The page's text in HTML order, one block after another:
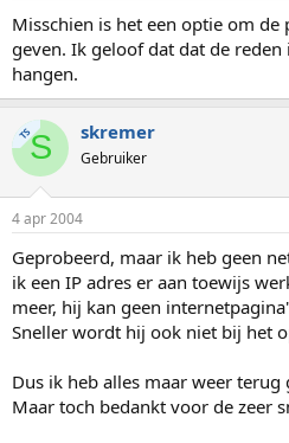
Misschien is het een optie om de
geven. Ik geloof dat dat de
hangen.
TSS skremer
Gebruiker
4 apr 2004
Geprobeerd, maar ik heb geen
ik een IP adres er aan toewijs
meer, hij kan geen
Sneller wordt hij ook niet bij het
Dus ik heb alles maar weer terug
Maar toch bedankt voor de zeer